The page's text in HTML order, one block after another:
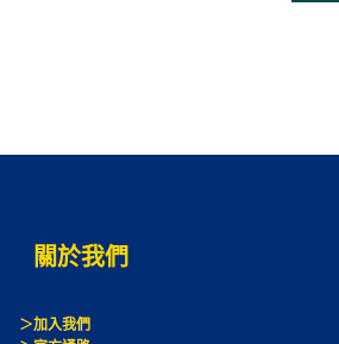
關於我們
＞加入我們